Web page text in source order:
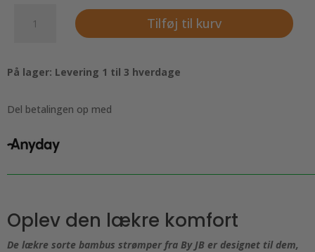
sorte
By
antal
Tilføj til kurv
På lager: Levering 1 til 3 hverdage
Del betalingen op med
Oplev den lækre komfort
De lækre sorte bambus strømper fra By JB er designet til dem,